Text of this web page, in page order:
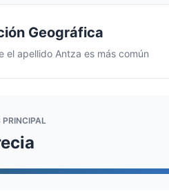
Geográfica
el apellido Antza es más común
PRINCIPAL